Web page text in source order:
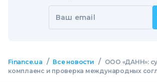
Ваш email
Finance.ua / Все новости /
ООО «ДАНН»:
комплаенс и проверка международных